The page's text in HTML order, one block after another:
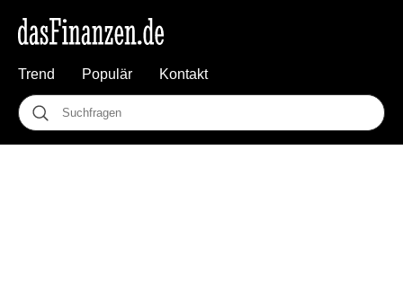
Trend Populär Kontakt